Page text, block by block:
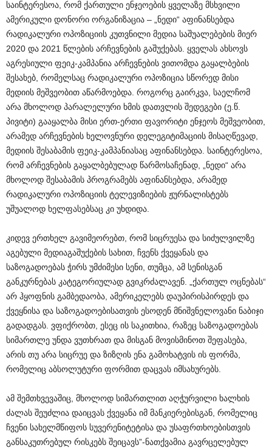
საინტერესოა, რომ ქართული ენჯეოების ყველაზე მსხვილი
ამერიკული დონორი ორგანიზაცია – „ნედი“ აფინანსებდა
რადიკალური ოპოზიციის კუთვნილი მედია საშუალებების მიერ
2020 და 2021 წლების არჩევნების გაშუქებას. ყველას ახსოვს
აგრესიული ფეიკ-კამპანია არჩევნების ვითომდა გაყალბების
შესახებ, რომელსაც რადიკალური ოპოზიცია სწორედ მისი
მედიის მეშვეობით აწარმოებდა. როგორც გაირკვა, საელჩომ
არა მხოლოდ პარალელური ხმის დათვლის შედეგები (ე.წ.
პივიტი) გააყალბა მისი ერთ-ერთი ფავორიტი ენჯეოს მეშვეობით,
არამედ არჩევნების ხელოვნური დელეგიტიმაციის მისაღწევად,
მედიის შესაბამის ფეიკ-კამპანიასაც აფინანსებდა. საინტერესოა,
რომ არჩევნების გაყალბებულად წარმოსაჩენად, „ნედი“ არა
მხოლოდ შესაბამის პროგრამებს აფინანსებდა, არამედ
რადიკალური ოპოზიციის ტელევიზიების ჟურნალისტებს
უშუალოდ ხელფასებსაც კი უხდიდა.
კიდევ ერთხელ გავიმეორებთ, რომ სიცრუესა და სიძულვილზე
აგებული მედიაგაშუქების სახით, ჩვენს ქვეყანას და
საზოგადოებას ჭირს უმძიმესი სენი, თუმცა, ამ სენისგან
განკურნებას კატეგორიულად გვიკრძალავენ. „ქართულ ოცნებას“
არ ჰყოფნის გამბედაობა, ამერიკელებს დაუპირისპირდეს და
ქვეყნისა და საზოგადოებისათვის ესოდენ მნიშვნელოვანი ნაბიჯი
გადადგას. ვფიქრობთ, ესეც ის საკითხია, რაზეც საზოგადოებას
სიმართლე უნდა ვუთხრათ და მისგან მოვისმინოთ შეფასება,
არის თუ არა სიცრუე და ზიზღის ენა გამოხატვის ის ფორმა,
რომელიც აბსოლუტური ფორმით დაცვას იმსახურებს.
ამ შემთხვევაშიც, მხოლოდ სიმართლით აღჭურვილი ხალხის
ძალას შეუძლია დაიცვას ქვეყანა იმ მანკიერებისგან, რომელიც
ჩვენი სახელმწიფოს სუვერენიტეტისა და უსაფრთხოებისთვის
განსაკუთრებულ რისკებს შეიცავს”-ნათქვამია გავრცელებულ